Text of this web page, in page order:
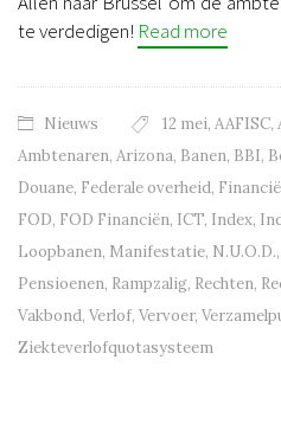
te verdedigen! Read more
Nieuws 12 mei, AAFISC,
Ambtenaren, Arizona, Banen, BBI,
Douane, Federale overheid,
FOD, FOD Financiën, ICT, Index,
Loopbanen, Manifestatie, N.U.O.D.,
Pensioenen, Rampzalig, Rechten,
Vakbond, Verlof, Vervoer,
Ziekteverlofquotasysteem